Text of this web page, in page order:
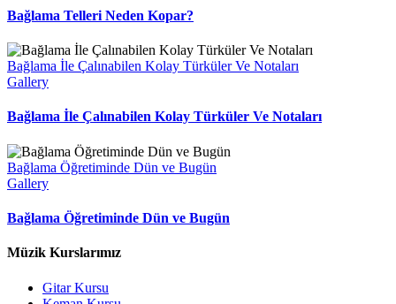
Bağlama Telleri Neden Kopar?
Bağlama İle Çalınabilen Kolay Türküler Ve Notaları
Gallery
Bağlama İle Çalınabilen Kolay Türküler Ve Notaları
Bağlama Öğretiminde Dün ve Bugün
Gallery
Bağlama Öğretiminde Dün ve Bugün
Müzik Kurslarımız
Gitar Kursu